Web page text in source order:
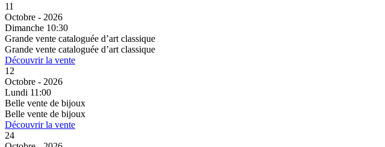
11
Octobre - 2026
Dimanche 10:30
Grande vente cataloguée d’art classique
Grande vente cataloguée d’art classique
Découvrir la vente
12
Octobre - 2026
Lundi 11:00
Belle vente de bijoux
Belle vente de bijoux
Découvrir la vente
24